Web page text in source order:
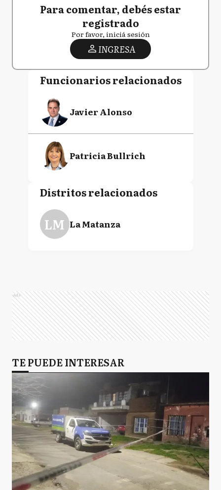
Para comentar, debés estar
registrado
Por favor, iniciá sesión
INGRESA
Funcionarios relacionados
Javier Alonso
Patricia Bullrich
Distritos relacionados
LM La Matanza
Ads
TE PUEDE INTERESAR